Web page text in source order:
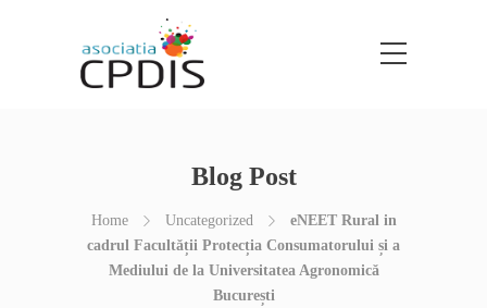
Blog Post
Home Uncategorized
eNEET Rural in
cadrul Facultății Protecția Consumatorului și a
Mediului de la Universitatea Agronomică
București